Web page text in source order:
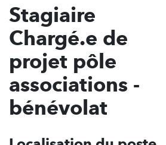
Stagiaire
Chargé.e de
projet pôle
associations -
bénévolat